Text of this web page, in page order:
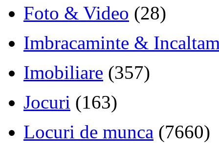
Foto & Video (28)
Imbracaminte &
Imobiliare (357)
Jocuri (163)
Locuri de munca (7660)